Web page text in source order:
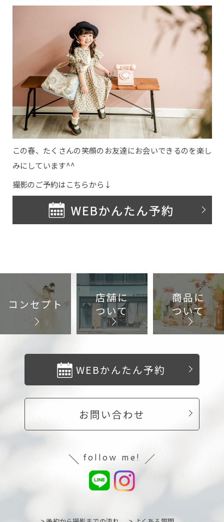
お問い合わせ
webかんたん予約
この春、たくさんの笑顔のお友達にお会いできるのを楽し
みにしています^^
撮影のご予約はこちらから↓
コンセプト
店舗に
ついて
商品に
ついて
お問い合わせ
WEBかんたん予約
follow me!